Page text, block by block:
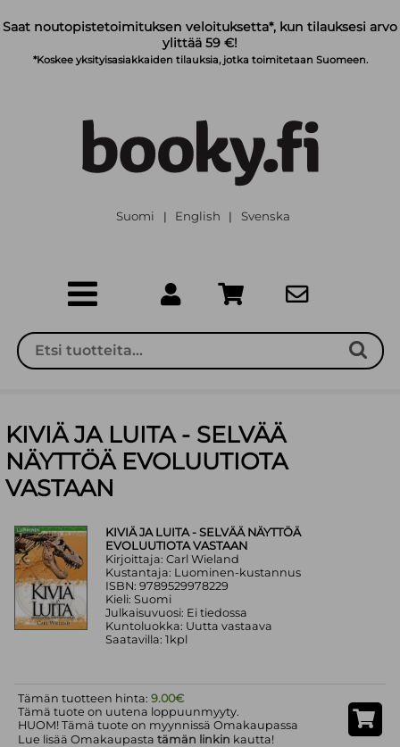
Saat noutopistetoimituksen veloituksetta*, kun tilauksesi arvo
ylittää 59 €!
*Koskee yksityisasiakkaiden tilauksia, jotka toimitetaan Suomeen.
Suomi | English | Svenska
KIVIÄ JA LUITA - SELVÄÄ
NÄYTTÖÄ EVOLUUTIOTA
VASTAAN
KIVIÄ JA LUITA - SELVÄÄ NÄYTTÖÄ
EVOLUUTIOTA VASTAAN
Kirjoittaja: Carl Wieland
Kustantaja: Luominen-kustannus
ISBN: 9789529978229
Kieli: Suomi
Julkaisuvuosi: Ei tiedossa
Kuntoluokka: Uutta vastaava
Saatavilla: 1kpl
Tämän tuotteen hinta:9.00€
Tämä tuote on uutena loppuunmyyty.
HUOM! Tämä tuote on myynnissä Omakaupassa
Lue lisää Omakaupastatämän linkin kautta!